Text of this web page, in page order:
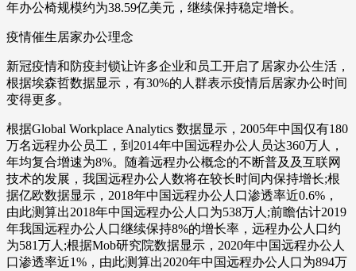
年办公椅规模约为38.59亿美元，继续保持稳定增长。
疫情催生居家办公理念
新冠疫情和防疫封锁让许多企业和员工开启了居家办公生活，
根据埃森哲数据显示，有30%的人群表示疫情后居家办公时间
变得更多。
根据Global Workplace Analytics 数据显示，2005年中国仅有180
万名远程办公员工，到2014年中国远程办公人员达360万人，
年均复合增速为8%。随着远程办公概念的不断普及及互联网
技术的发展，我国远程办公人数将在较长时间内保持增长;根
据亿欧数据显示，2018年中国远程办公人口渗透率近0.6%，
由此测算出2018年中国远程办公人口为538万人;前瞻估计2019
年我国远程办公人口继续保持8%的增长率，远程办公人口约
为581万人;根据Mob研究院数据显示，2020年中国远程办公人
口渗透率近1%，由此测算出2020年中国远程办公人口为894万